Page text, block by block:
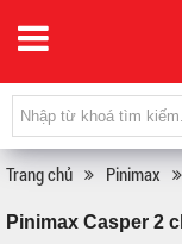
Trang chủ Pinimax
Pinimax Casper 2